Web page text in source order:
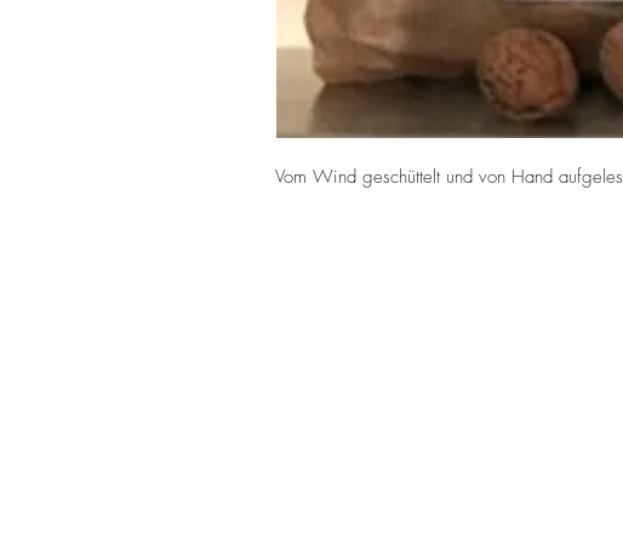
Vom Wind geschüttelt und von Hand